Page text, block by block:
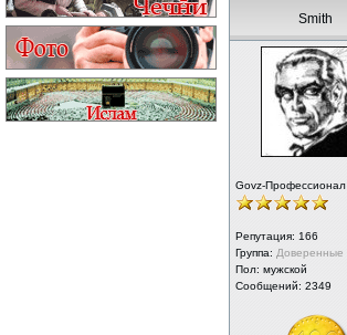
Smith
Govz-Профессионал
Репутация: 166
Группа: Доверенные
Пол: мужской
Сообщений: 2349